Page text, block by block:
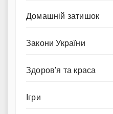
Домашній затишок
Закони України
Здоров'я та краса
Ігри